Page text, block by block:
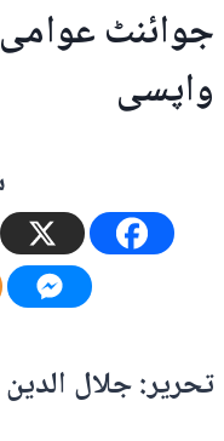
جوائنٹ
واپسی
تحریر: جلال